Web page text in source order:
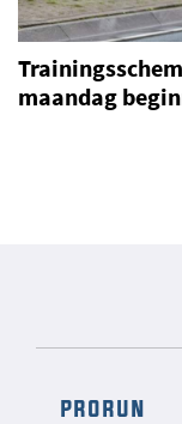
maandag
prorun